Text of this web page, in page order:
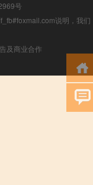
号
说明，我们
及商业合作